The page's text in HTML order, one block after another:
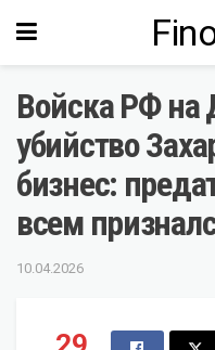
Войска РФ на
убийство
бизнес:
всем
10.04.2026